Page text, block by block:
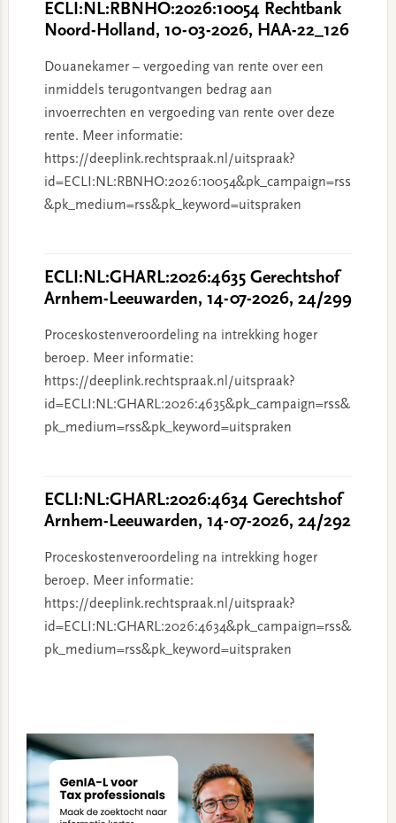
ECLI:NL:RBNHO:2026:10054 Rechtbank
Noord-Holland, 10-03-2026, HAA-22_126
Douanekamer – vergoeding van rente over een
inmiddels terugontvangen bedrag aan
invoerrechten en vergoeding van rente over deze
rente. Meer informatie:
https://deeplink.rechtspraak.nl/uitspraak?
id=ECLI:NL:RBNHO:2026:10054&pk_campaign=rss
&pk_medium=rss&pk_keyword=uitspraken
ECLI:NL:GHARL:2026:4635 Gerechtshof
Arnhem-Leeuwarden, 14-07-2026, 24/299
Proceskostenveroordeling na intrekking hoger
beroep. Meer informatie:
https://deeplink.rechtspraak.nl/uitspraak?
id=ECLI:NL:GHARL:2026:4635&pk_campaign=rss&
pk_medium=rss&pk_keyword=uitspraken
ECLI:NL:GHARL:2026:4634 Gerechtshof
Arnhem-Leeuwarden, 14-07-2026, 24/292
Proceskostenveroordeling na intrekking hoger
beroep. Meer informatie:
https://deeplink.rechtspraak.nl/uitspraak?
id=ECLI:NL:GHARL:2026:4634&pk_campaign=rss&
pk_medium=rss&pk_keyword=uitspraken
Sidebar